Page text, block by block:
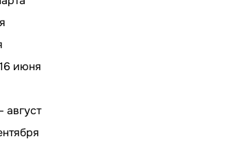
июня